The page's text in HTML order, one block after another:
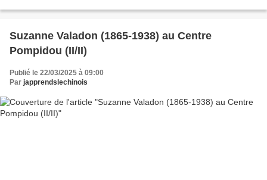
Suzanne Valadon (1865-1938) au Centre
Pompidou (II/II)
Publié le 22/03/2025 à 09:00
Par japprendslechinois